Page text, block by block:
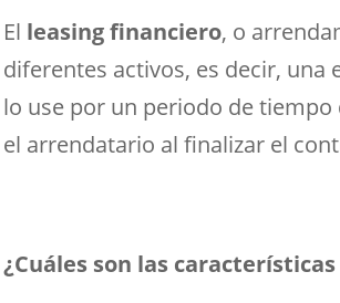
El leasing financiero, o
diferentes activos, es decir, una
lo use por un periodo de
el arrendatario al finalizar el
¿Cuáles son las